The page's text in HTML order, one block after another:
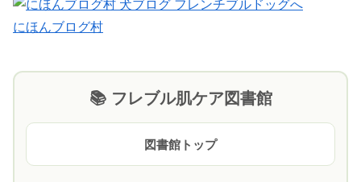
にほんブログ村
📚 フレブル肌ケア図書館
図書館トップ